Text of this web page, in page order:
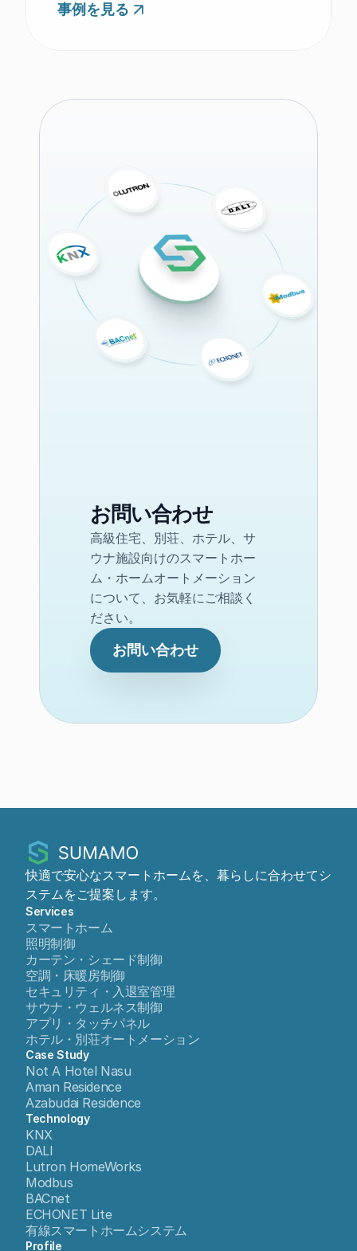
事例を見る
お問い合わせ
高級住宅、別荘、ホテル、サ
ウナ施設向けのスマートホー
ム・ホームオートメーション
について、お気軽にご相談く
ださい。
お問い合わせ
快適で安心なスマートホームを、暮らしに合わせてシ
ステムをご提案します。
Services
スマートホーム
照明制御
カーテン・シェード制御
空調・床暖房制御
セキュリティ・入退室管理
サウナ・ウェルネス制御
アプリ・タッチパネル
ホテル・別荘オートメーション
Case Study
Not A Hotel Nasu
Aman Residence
Azabudai Residence
Technology
KNX
DALI
Lutron HomeWorks
Modbus
BACnet
ECHONET Lite
有線スマートホームシステム
Profile